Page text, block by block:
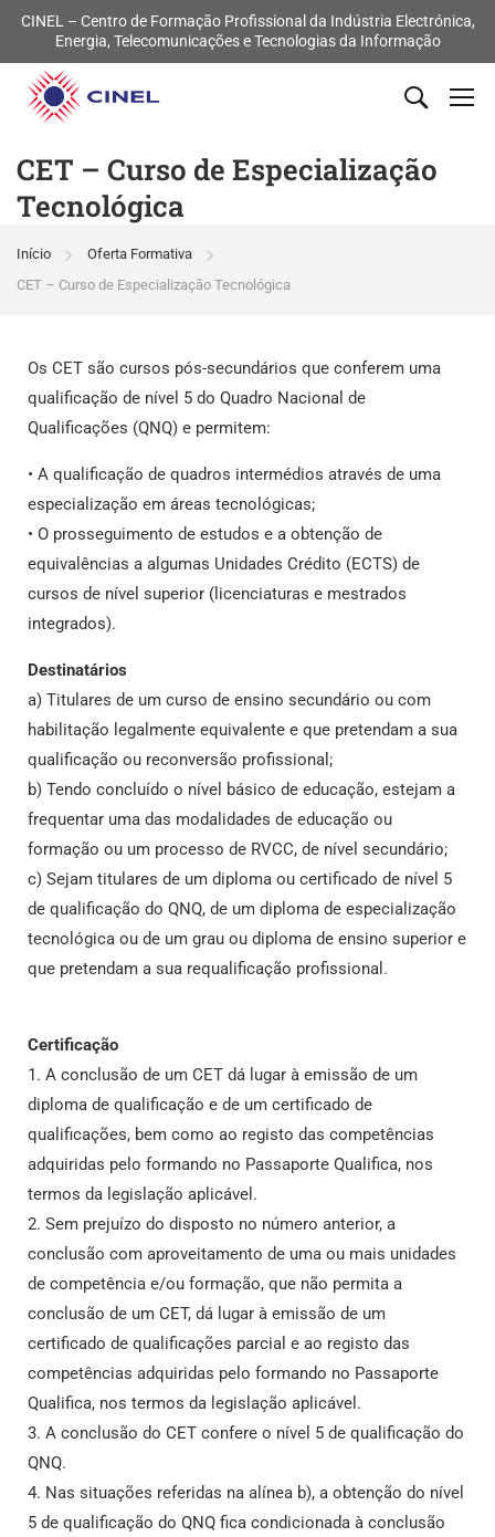
CINEL – Centro de Formação Profissional da Indústria Electrónica,
Energia, Telecomunicações e Tecnologias da Informação
CET – Curso de Especialização
Tecnológica
Início
Oferta Formativa
CET – Curso de Especialização Tecnológica
Os CET são cursos pós-secundários que conferem uma
qualificação de nível 5 do Quadro Nacional de
Qualificações (QNQ) e permitem:
• A qualificação de quadros intermédios através de uma
especialização em áreas tecnológicas;
• O prosseguimento de estudos e a obtenção de
equivalências a algumas Unidades Crédito (ECTS) de
cursos de nível superior (licenciaturas e mestrados
integrados).
Destinatários
a) Titulares de um curso de ensino secundário ou com
habilitação legalmente equivalente e que pretendam a sua
qualificação ou reconversão profissional;
b) Tendo concluído o nível básico de educação, estejam a
frequentar uma das modalidades de educação ou
formação ou um processo de RVCC, de nível secundário;
c) Sejam titulares de um diploma ou certificado de nível 5
de qualificação do QNQ, de um diploma de especialização
tecnológica ou de um grau ou diploma de ensino superior e
que pretendam a sua requalificação profissional.
Certificação
1. A conclusão de um CET dá lugar à emissão de um
diploma de qualificação e de um certificado de
qualificações, bem como ao registo das competências
adquiridas pelo formando no Passaporte Qualifica, nos
termos da legislação aplicável.
2. Sem prejuízo do disposto no número anterior, a
conclusão com aproveitamento de uma ou mais unidades
de competência e/ou formação, que não permita a
conclusão de um CET, dá lugar à emissão de um
certificado de qualificações parcial e ao registo das
competências adquiridas pelo formando no Passaporte
Qualifica, nos termos da legislação aplicável.
3. A conclusão do CET confere o nível 5 de qualificação do
QNQ.
4. Nas situações referidas na alínea b), a obtenção do nível
5 de qualificação do QNQ fica condicionada à conclusão